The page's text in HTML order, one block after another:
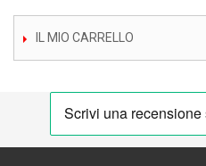
IL MIO CARRELLO